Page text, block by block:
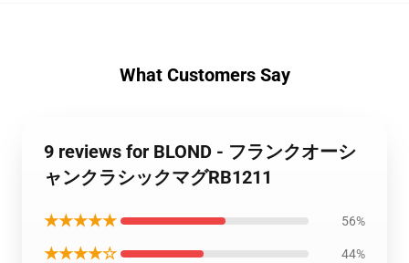
What Customers Say
9 reviews for BLOND - フランクオーシ
ャンクラシックマグRB1211
★★★★★ 56%
★★★★☆ 44%